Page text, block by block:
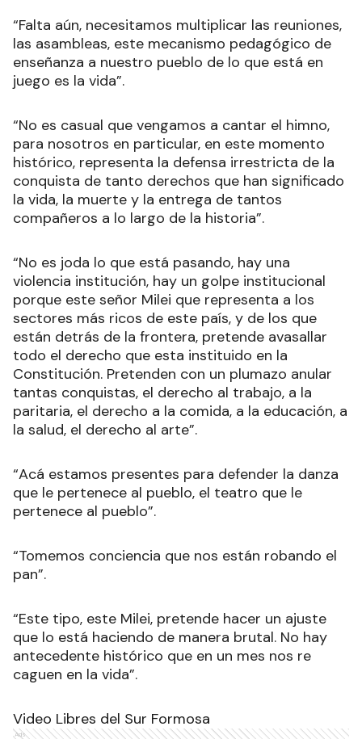
“Falta aún, necesitamos multiplicar las reuniones,
las asambleas, este mecanismo pedagógico de
enseñanza a nuestro pueblo de lo que está en
juego es la vida”.
“No es casual que vengamos a cantar el himno,
para nosotros en particular, en este momento
histórico, representa la defensa irrestricta de la
conquista de tanto derechos que han significado
la vida, la muerte y la entrega de tantos
compañeros a lo largo de la historia”.
“No es joda lo que está pasando, hay una
violencia institución, hay un golpe institucional
porque este señor Milei que representa a los
sectores más ricos de este país, y de los que
están detrás de la frontera, pretende avasallar
todo el derecho que esta instituido en la
Constitución. Pretenden con un plumazo anular
tantas conquistas, el derecho al trabajo, a la
paritaria, el derecho a la comida, a la educación, a
la salud, el derecho al arte”.
“Acá estamos presentes para defender la danza
que le pertenece al pueblo, el teatro que le
pertenece al pueblo”.
“Tomemos conciencia que nos están robando el
pan”.
“Este tipo, este Milei, pretende hacer un ajuste
que lo está haciendo de manera brutal. No hay
antecedente histórico que en un mes nos re
caguen en la vida”.
Video Libres del Sur Formosa
Ads